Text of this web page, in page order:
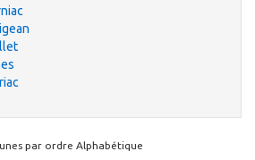
par ordre Alphabétique